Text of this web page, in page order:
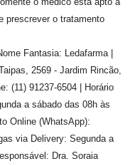
prescrever o tratamento
Fantasia: Ledafarma |
2569 - Jardim Rincão,
(11) 91237-6504 | Horário
a sábado das 08h às
Online (WhatsApp):
via Delivery: Segunda a
Dra. Soraia